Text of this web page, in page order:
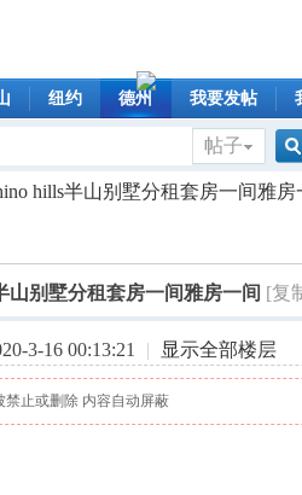
纽约 德州 我要发帖
帖子
搜
索
hills半山别墅分租套房一间雅房
别墅分租套房一间雅房一间 [复
3-16 00:13:21 | 显示全部楼层
禁止或删除 内容自动屏蔽